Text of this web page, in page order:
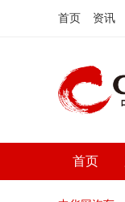
首页 资讯
首页